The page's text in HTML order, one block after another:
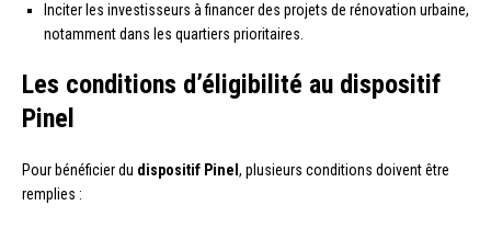
Inciter les investisseurs à financer des projets de rénovation urbaine,
notamment dans les quartiers prioritaires.
Les conditions d’éligibilité au dispositif
Pinel
Pour bénéficier du dispositif Pinel , plusieurs conditions doivent être
remplies :